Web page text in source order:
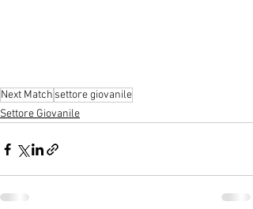
Next Match settore giovanile
Settore Giovanile